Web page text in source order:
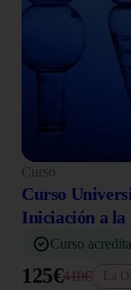
Curso
Curso
Iniciación a la
Curso
125€410€ La